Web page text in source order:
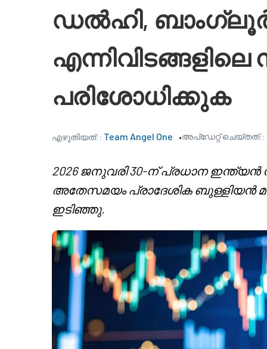
ഡൽഹി,
പരിശോധിക്കുക
എഴുതിയത്:: Team Angel One അപ്‌ഡേറ്റ് ചെയ്തത്::
2026 ജനുവരി 30-ന് പ്രധാന
അതേസമയം പ്രാദേശിക ബുള്ളിയൻ
ഇടിഞ്ഞു.